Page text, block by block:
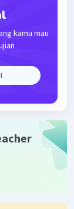
per
kamu mau